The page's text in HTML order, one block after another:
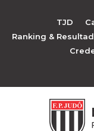
TJD
Ranking &